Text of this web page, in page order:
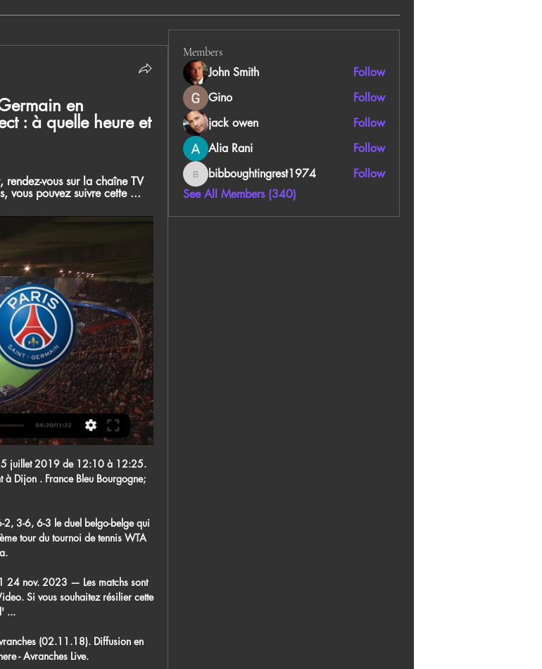
en
: à quelle heure et
vous sur la chaîne TV
vous pouvez suivre cette ...
Ndoye, le juge du huitième cabinet, Cheikh Diop, a inculpé le Diaraf Youssou Ndoye pour abus de biens sociaux et escroquerie, avant de le placer sous contrôle judiciaire. Le dignitaire lébou est accusé par Daour Ndoye et Cie d’avoir fait main basse sur …

Pour lire de la vidéo HD 720p, un iTunes LP ou les iTunes Extras, un processeur Intel Core 2 Duo à 2 GHz (ou plus rapide), 1 Go de RAM et une carte graphique Intel GMA X3000, ATI Radeon X1300, NVIDIA GeForce 6150 (ou supérieure) sont requis

Par catgorie. festival rencontres et racines casablanca rencontre gothique lyon. Evian recherche de belgique forum site de rapide rencontre du cinma de montagne grenoble. Je m'occupe de ma retraite - Moment de vie - Crdit Agricole. Site web et mensuel gay et lesbien gratuit Lyon, Saint-tienne et Grenoble.. Lumire tamise, ancien tribunal de.

Suivez le match Royal Excel Mouscron - Ostende en direct LIVE ! C'est Royal Mouscron-Peruwelz qui recoit KV Oostende (KV Ostende) pour ce match belge du dimanche 20 janvier 2019 (Resultat de championnat belge)

Les joueuses de Saint-Amand sont assurées depuis samedi d'accéder à la D1 pour la première fois de leur histoire. Sur le site de Saint-Amand : Championnat D1 Féminin - Saison Régulière - 2018/2019 29 Août 2018 - 17h00 1ère journée : HBSaint-Amand-les-Eaux HB - …

Sur qui parier au match Östersunds IK - Forshaga IF au Swedish HockeyEttan ? Découvrez notre pronostic ! QuiParier.com : LE site qui vous dit simplement sur QUI parier ! Chaque pronostic sportif est établi par des professionnels du pari en ligne.

Provence-Alpes-Côte d'Azur Changer de région. Metz Handball bat Nice et s'offre son 23ème titre de champion de France . Dimanche 19 mai 2019 à 20:39 - Par Arthur Blanc, France Bleu Lorraine.

Paris HB, Chambéry Savoie HB, Dunkerque HBGL, US Ivry HB, Montpellier AHB, OC Cesson HB, Toulouse UH, HBC Nantes, Saint-Raphaël Var HB, Tremblay en France HB, Sélestat AHB, US Créteil HB, Pays d Aix Handball, Billère Handball.

Accueil / Sport / Sports Collectifs / Hockey sur glace - Synerglace Ligue Magnus / Anglet (Hormadi) / Maillot Hormadi 2019 avec Personnalisation Maillot Hormadi 2019 …

PSG - Paris Saint-Germain 🎙️ AS Monaco - Paris Saint-Germain : la conf de presse de Luis Enrique #psgtv #live #PSG #L1 #weareparis.

2018년 동계 올림픽(프랑스어: Jeux olympiques d'hiver de 2018, 영어: 2018 Winter Olympics)은 2018년 2월 9일부터 2월 25일까지 대한민국 강원도 평창군에서 개최된 제23회 동계 올림픽이다. IOC는 남아프리카 공화국 더반에서 현지 시각으로 2011년 7월 6일 17시 18분에 열린.

La troisième tendance 2015 de coiffure mariage cheveux longs, c’est la tresse. Les coiffures avec tresse donnent un look innocent super frais à la jeune mariée. La tendance absolue, c’est la tresse bohème- naturellement belle et élégante, cette tresse un peu décoiffée donne la touche finale charmante à chaque mariée amoureuse de.

MONACO - PSG LIVE / ALLEZ PARIS! / L'AVANT - YouTube MONACO - PSG LIVE / ALLEZ PARIS! / L'AVANT - YouTubeYouTube · L' immigré parisienil y a 1 jour YouTube · L' immigré parisien YouTube · L' immigré parisien

DIRECT. PSG-Monaco: Paris toujours leader, Dembélé 24 nov. 2023 — Résultat Paris Saint-Germain - AS Monaco : match de Ligue 1, 13ème journée Adi Hütter sur Prime Video: "C'est facile d'analyser ce match. On a ...

Profil du joueur, statistiques des matchs, ainsi que les derniers matchs et les matchs les plus proches: Wilson Leite - profil / statistiques

Rapport d'investigation sur les réseaux d'affaires de la société D C N S. la construction de navires de commerce pour le transport des passagers et du fret t
Members
John Smith
Follow
Gino
Follow
jack owen
Follow
Alia Rani
Follow
bibboughtingrest1974
bibboughtingrest1974
Follow
See All Members (340)